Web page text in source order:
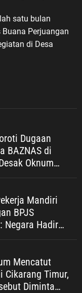
satu bulan
Perjuangan
di Desa
Dugaan
BAZNAS di
Oknum
Mandiri
BPJS
Negara Hadir
Mencatut
Cikarang Timur,
Diminta